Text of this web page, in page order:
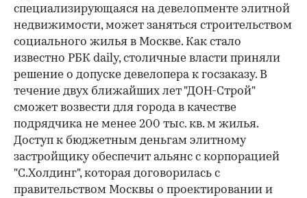
специализирующаяся на девелопменте элитной
недвижимости, может заняться строительством
социального жилья в Москве. Как стало
известно РБК daily, столичные власти приняли
решение о допуске девелопера к госзаказу. В
течение двух ближайших лет "ДОН-Строй"
сможет возвести для города в качестве
подрядчика не менее 200 тыс. кв. м жилья.
Доступ к бюджетным деньгам элитному
застройщику обеспечит альянс с корпорацией
"С.Холдинг", которая договорилась с
правительством Москвы о проектировании и